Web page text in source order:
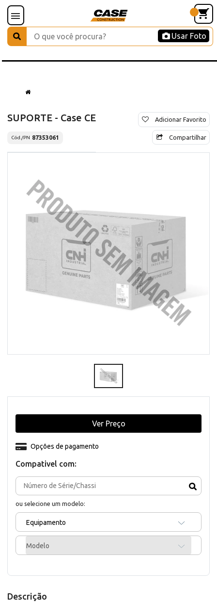
Usar Foto
SUPORTE - Case CE
Cód./PN 87353061
Adicionar Favorito
Compartilhar
Compativel com:
ou selecione um modelo:
Equipamento
Modelo
Opções de pagamento
Ver Preço
Descrição